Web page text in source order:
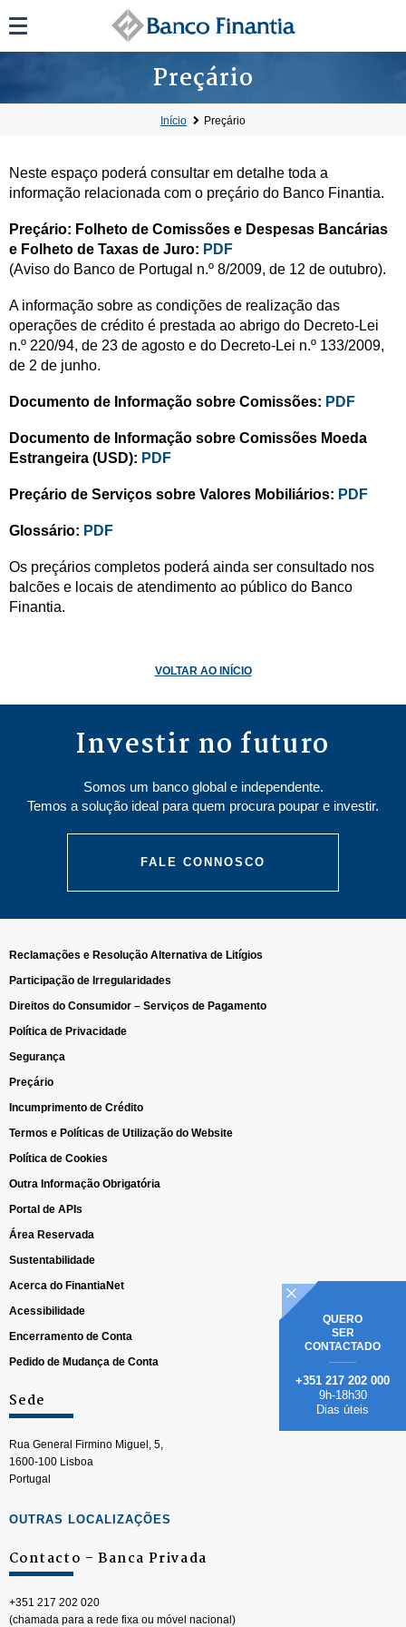
Preçário
Início Preçário
Neste espaço poderá consultar em detalhe toda a
informação relacionada com o preçário do Banco Finantia.
Preçário: Folheto de Comissões e Despesas Bancárias
e Folheto de Taxas de Juro: PDF
(Aviso do Banco de Portugal n.º 8/2009, de 12 de outubro).
A informação sobre as condições de realização das
operações de crédito é prestada ao abrigo do Decreto-Lei
n.º 220/94, de 23 de agosto e do Decreto-Lei n.º 133/2009,
de 2 de junho.
Documento de Informação sobre Comissões: PDF
Documento de Informação sobre Comissões Moeda
Estrangeira (USD): PDF
Preçário de Serviços sobre Valores Mobiliários: PDF
Glossário: PDF
Os preçários completos poderá ainda ser consultado nos
balcões e locais de atendimento ao público do Banco
Finantia.
VOLTAR AO INÍCIO
Investir no futuro
Somos um banco global e independente.
Temos a solução ideal para quem procura poupar e investir.
FALE CONNOSCO
QUERO
SER
CONTACTADO
+351 217 202 000
9h-18h30
Dias úteis
Reclamações e Resolução Alternativa de Litígios
Participação de Irregularidades
Direitos do Consumidor – Serviços de Pagamento
Política de Privacidade
Segurança
Preçário
Incumprimento de Crédito
Termos e Políticas de Utilização do Website
Política de Cookies
Outra Informação Obrigatória
Portal de APIs
Área Reservada
Sustentabilidade
Acerca do FinantiaNet
Acessibilidade
Encerramento de Conta
Pedido de Mudança de Conta
Sede
Rua General Firmino Miguel, 5,
1600-100 Lisboa
Portugal
OUTRAS LOCALIZAÇÕES
Contacto – Banca Privada
+351 217 202 020
(chamada para a rede fixa ou móvel nacional)